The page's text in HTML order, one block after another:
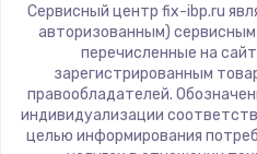
Замена регулятора
900
Сервисный центр fix-ibp.ru
авторизованным)
перечисленные на
зарегистрированным
правообладателей.
индивидуализации
целью информирования